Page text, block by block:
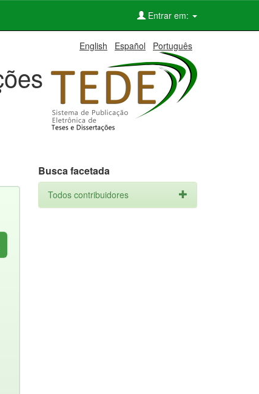
Entrar em:
English Español Português
Busca facetada
Todos contribuidores